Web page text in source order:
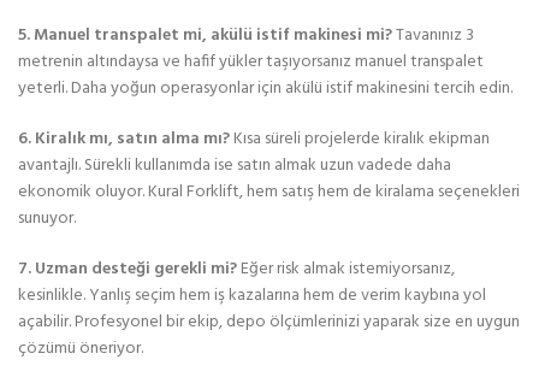
5. Manuel transpalet mi, akülü istif makinesi mi?Tavanınız 3
metrenin altındaysa ve hafif yükler taşıyorsanız manuel transpalet
yeterli. Daha yoğun operasyonlar için akülü istif makinesini tercih edin.
6. Kiralık mı, satın alma mı?Kısa süreli projelerde kiralık ekipman
avantajlı. Sürekli kullanımda ise satın almak uzun vadede daha
ekonomik oluyor. Kural Forklift, hem satış hem de kiralama seçenekleri
sunuyor.
7. Uzman desteği gerekli mi?Eğer risk almak istemiyorsanız,
kesinlikle. Yanlış seçim hem iş kazalarına hem de verim kaybına yol
açabilir. Profesyonel bir ekip, depo ölçümlerinizi yaparak size en uygun
çözümü öneriyor.